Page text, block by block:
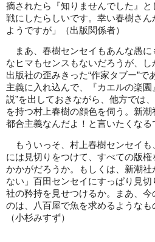
摘されたら『知りませんでした』
戦にしたらしいです。幸い春樹さ
ようですが」（出版関係者）
まあ、春樹センセイもあんな愚に
なヒマもセンスもないだろうが、し
出版社の歪みきった“作家タブー”で
主義に入れ込んで、『カエルの楽園
説”を出しておきながら、他方では
を持つ村上春樹の顔色を伺う。新
都合主義なんだよ！と言いたくなる
もういっそ、村上春樹センセイも
には見切りをつけて、すべての版
かかがだろうか。もしくは、新潮
ない」百田センセイにすっぱり見
社の矜持を見せつけるか。まあ、
のは、八百屋で魚を求めるような
（小杉みすず）